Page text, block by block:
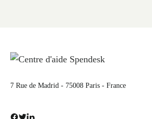
7 Rue de Madrid - 75008 Paris - France